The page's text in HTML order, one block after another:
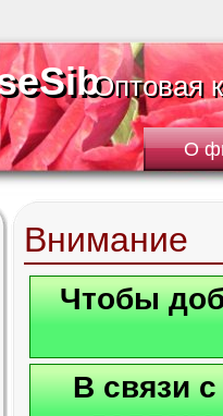
Оптовая
Оптовая
О
Внимание
Чтобы
В связи